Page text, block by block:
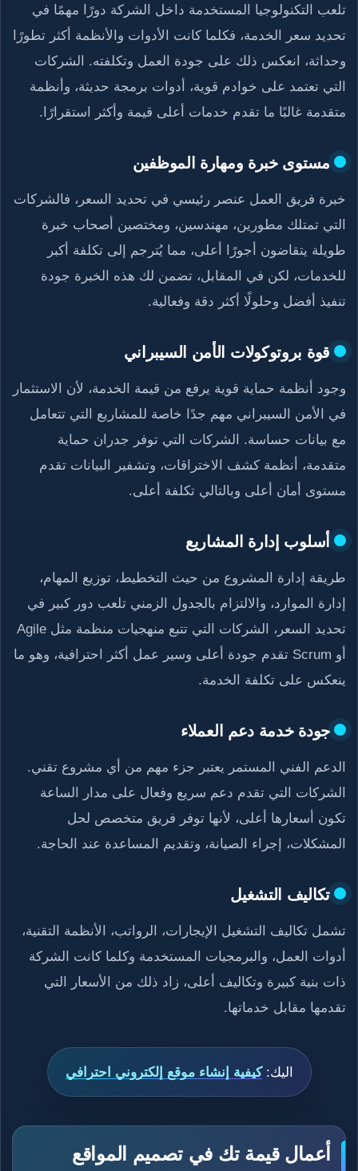
تلعب التكنولوجيا المستخدمة داخل الشركة دورًا مهمًا في
تحديد سعر الخدمة، فكلما كانت الأدوات والأنظمة أكثر تطورًا
وحداثة، انعكس ذلك على جودة العمل وتكلفته. الشركات
التي تعتمد على خوادم قوية، أدوات برمجة حديثة، وأنظمة
متقدمة غالبًا ما تقدم خدمات أعلى قيمة وأكثر استقرارًا.
مستوى خبرة ومهارة الموظفين
خبرة فريق العمل عنصر رئيسي في تحديد السعر، فالشركات
التي تمتلك مطورين، مهندسين، ومختصين أصحاب خبرة
طويلة يتقاضون أجورًا أعلى، مما يُترجم إلى تكلفة أكبر
للخدمات، لكن في المقابل، تضمن لك هذه الخبرة جودة
تنفيذ أفضل وحلولًا أكثر دقة وفعالية.
قوة بروتوكولات الأمن السيبراني
وجود أنظمة حماية قوية يرفع من قيمة الخدمة، لأن الاستثمار
في الأمن السيبراني مهم جدًا خاصة للمشاريع التي تتعامل
مع بيانات حساسة. الشركات التي توفر جدران حماية
متقدمة، أنظمة كشف الاختراقات، وتشفير البيانات تقدم
مستوى أمان أعلى وبالتالي تكلفة أعلى.
أسلوب إدارة المشاريع
طريقة إدارة المشروع من حيث التخطيط، توزيع المهام،
إدارة الموارد، والالتزام بالجدول الزمني تلعب دور كبير في
تحديد السعر، الشركات التي تتبع منهجيات منظمة مثل Agile
أو Scrum تقدم جودة أعلى وسير عمل أكثر احترافية، وهو ما
ينعكس على تكلفة الخدمة.
جودة خدمة دعم العملاء
الدعم الفني المستمر يعتبر جزء مهم من أي مشروع تقني.
الشركات التي تقدم دعم سريع وفعال على مدار الساعة
تكون أسعارها أعلى، لأنها توفر فريق متخصص لحل
المشكلات، إجراء الصيانة، وتقديم المساعدة عند الحاجة.
تكاليف التشغيل
تشمل تكاليف التشغيل الإيجارات، الرواتب، الأنظمة التقنية،
أدوات العمل، والبرمجيات المستخدمة وكلما كانت الشركة
ذات بنية كبيرة وتكاليف أعلى، زاد ذلك من الأسعار التي
تقدمها مقابل خدماتها.
اليك:كيفية إنشاء موقع إلكتروني احترافي
أعمال قيمة تك في تصميم المواقع